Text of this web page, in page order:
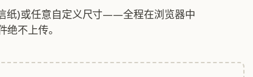
纸)或任意自定义尺寸——全程在浏览器中
绝不上传。